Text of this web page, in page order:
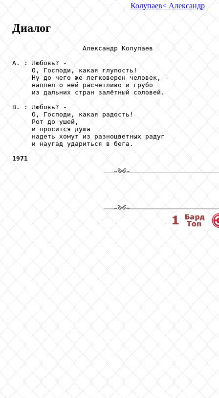
Колупаев< Александр
Диалог
                  Александр Колупаев
А. : Любовь? -
     О, Господи, какая глупость!
     Ну до чего же легковерен человек, -
     наплёл о ней расчётливо и грубо
     из дальних стран залётный соловей.
В. : Любовь? -
     О, Господи, какая радость!
     Рот до ушей,
     и просится душа
     надеть хомут из разноцветных радуг
     и наугад удариться в бега.
1971